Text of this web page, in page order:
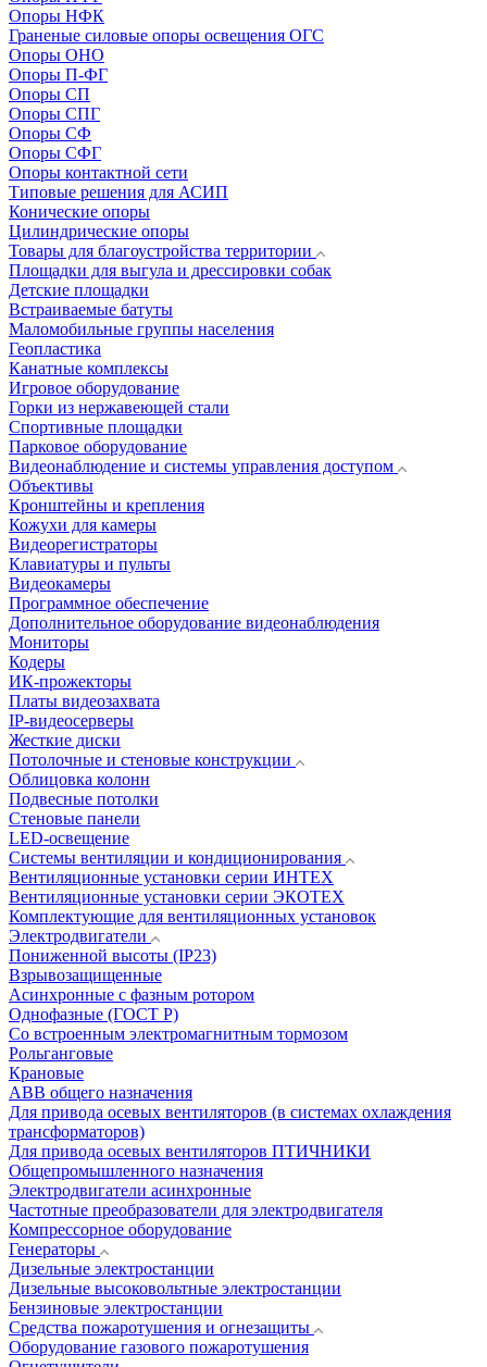
Опоры НФК
Граненые силовые опоры освещения ОГС
Опоры ОНО
Опоры П-ФГ
Опоры СП
Опоры СПГ
Опоры СФ
Опоры СФГ
Опоры контактной сети
Типовые решения для АСИП
Конические опоры
Цилиндрические опоры
Товары для благоустройства территории
Площадки для выгула и дрессировки собак
Детские площадки
Встраиваемые батуты
Маломобильные группы населения
Геопластика
Канатные комплексы
Игровое оборудование
Горки из нержавеющей стали
Спортивные площадки
Парковое оборудование
Видеонаблюдение и системы управления доступом
Объективы
Кронштейны и крепления
Кожухи для камеры
Видеорегистраторы
Клавиатуры и пульты
Видеокамеры
Программное обеспечение
Дополнительное оборудование видеонаблюдения
Мониторы
Кодеры
ИК-прожекторы
Платы видеозахвата
IP-видеосерверы
Жесткие диски
Потолочные и стеновые конструкции
Облицовка колонн
Подвесные потолки
Стеновые панели
LED-освещение
Системы вентиляции и кондиционирования
Вентиляционные установки серии ИНТЕХ
Вентиляционные установки серии ЭКОТЕХ
Комплектующие для вентиляционных установок
Электродвигатели
Пониженной высоты (IP23)
Взрывозащищенные
Асинхронные с фазным ротором
Однофазные (ГОСТ Р)
Со встроенным электромагнитным тормозом
Рольганговые
Крановые
АВВ общего назначения
Для привода осевых вентиляторов (в системах охлаждения
трансформаторов)
Для привода осевых вентиляторов ПТИЧНИКИ
Общепромышленного назначения
Электродвигатели асинхронные
Частотные преобразователи для электродвигателя
Компрессорное оборудование
Генераторы
Дизельные электростанции
Дизельные высоковольтные электростанции
Бензиновые электростанции
Средства пожаротушения и огнезащиты
Оборудование газового пожаротушения